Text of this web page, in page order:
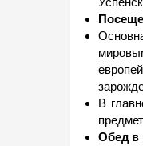
В
Обед в